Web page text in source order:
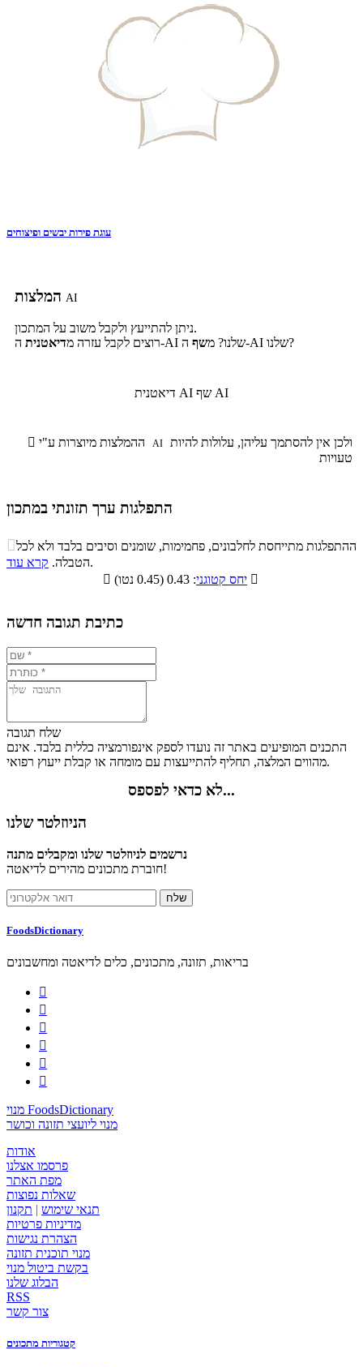
עוגת פירות יבשים ופיצוחים
AI
ניתן להתייעץ ולקבל משוב על המתכון.
רוצים לקבל עזרה מדיאטנית ה-AI שלנו? משף ה-AI שלנו?
דיאטנית AI שף AI
 AI
טעויות
התפלגות ערך תזונתי במתכון
התפלגות ערך תזונתי במתכון
סיבים
תזונתיים
שומנים חלבונים
8.2% 60.2%
ההתפלגות מתייחסת לחלבונים, פחמימות, שומנים וסיבים בלבד ולא לכל
הטבלה. קרא עוד
.

יחס קטוגני 
כתיבת תגובה חדשה
שלח תגובה
התכנים המופיעים באתר זה נועדו לספק אינפורמציה כללית בלבד. אינם
מהווים המלצה, תחליף להתייעצות עם מומחה או קבלת ייעוץ רפואי.
לא כדאי לפספס...
הניוזלטר שלנו
נרשמים לניוזלטר שלנו ומקבלים מתנה
חוברת מתכונים מהירים לדיאטה!
FoodsDictionary
בריאות, תזונה, מתכונים, כלים לדיאטה ומחשבונים






מנוי FoodsDictionary
מנוי ליועצי תזונה וכושר
אודות
פרסמו אצלנו
מפת האתר
שאלות נפוצות
תנאי שימוש | תקנון
מדיניות פרטיות
הצהרת נגישות
מנוי תוכנית תזונה
בקשת ביטול מנוי
הבלוג שלנו
RSS
צור קשר
קטגוריות מתכונים